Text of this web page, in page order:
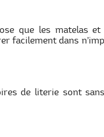
que les matelas
facilement dans
de literie sont